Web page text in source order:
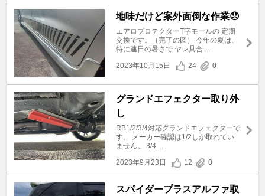
地味だけど案外面倒な作業😞
エアロプロテクターT字モールの 定期
交換です。（完了の図） 今年の夏は、
特に連日の暑さで ヤレ具合 ...
2023年10月15日
24 0
グランドエフェクター取り外
し
RB1/2/3/4対応グランドエフェクターで
す。 メーカー確認は1/2しか取れてい
ません。 3/4 ...
2023年9月23日
12 0
スパイダープラスアルファ取